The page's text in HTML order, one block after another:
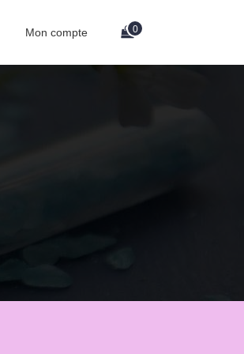
Mon compte 0